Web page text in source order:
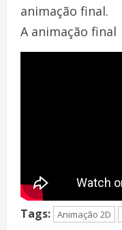
animação final.
A animação final
Tags: Animação 2D